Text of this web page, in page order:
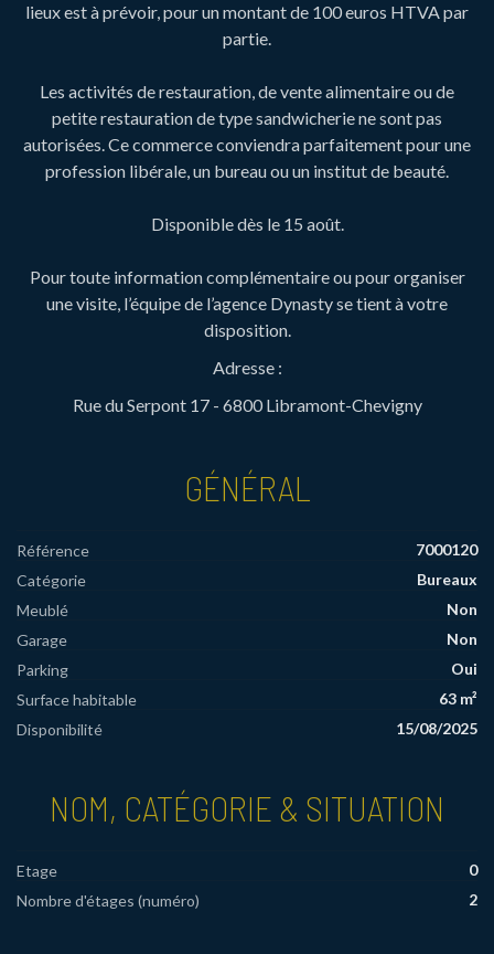
lieux est à prévoir, pour un montant de 100 euros HTVA par
partie.
Les activités de restauration, de vente alimentaire ou de
petite restauration de type sandwicherie ne sont pas
autorisées. Ce commerce conviendra parfaitement pour une
profession libérale, un bureau ou un institut de beauté.
Disponible dès le 15 août.
Pour toute information complémentaire ou pour organiser
une visite, l’équipe de l’agence Dynasty se tient à votre
disposition.
Adresse :
Rue du Serpont 17 - 6800 Libramont-Chevigny
GÉNÉRAL
Référence
7000120
Catégorie
Bureaux
Meublé
Non
Garage
Non
Parking
Oui
Surface habitable
63 m²
Disponibilité
15/08/2025
NOM, CATÉGORIE & SITUATION
Etage
0
Nombre d'étages (numéro)
2